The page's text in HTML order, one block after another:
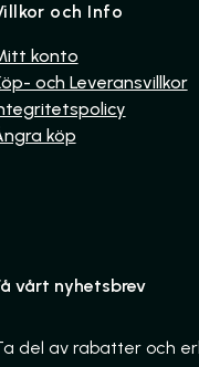
och Info
konto
och Leveransvillkor
köp
vårt nyhetsbrev
del av rabatter och